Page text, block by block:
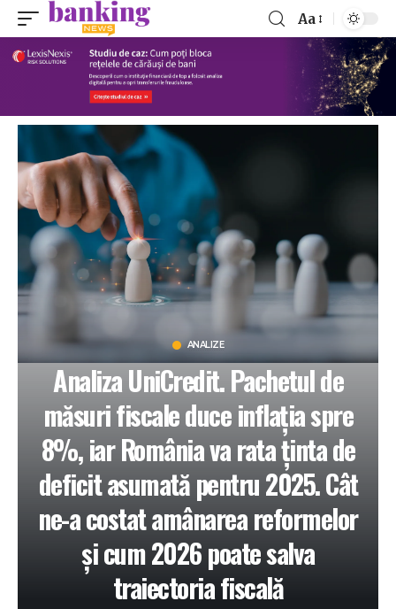
Aa
ANALIZE
Analiza UniCredit. Pachetul de
măsuri fiscale duce inflația spre
8%, iar România va rata ținta de
deficit asumată pentru 2025. Cât
ne-a costat amânarea reformelor
și cum 2026 poate salva
traiectoria fiscală